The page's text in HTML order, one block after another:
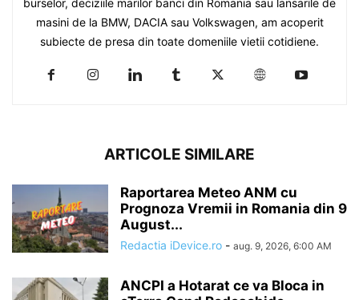
burselor, deciziile marilor banci din Romania sau lansarile de
masini de la BMW, DACIA sau Volkswagen, am acoperit
subiecte de presa din toate domeniile vietii cotidiene.
ARTICOLE SIMILARE
Raportarea Meteo ANM cu
Prognoza Vremii in Romania din 9
August...
Redactia iDevice.ro - aug. 9, 2026, 6:00 AM
ANCPI a Hotarat ce va Bloca in